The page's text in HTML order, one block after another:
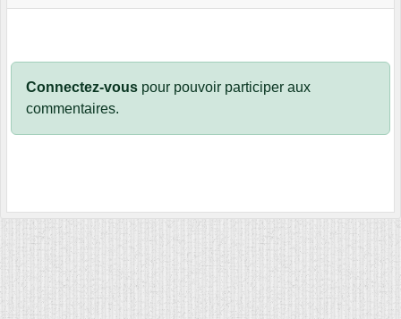
Connectez-vous pour pouvoir participer aux
commentaires.